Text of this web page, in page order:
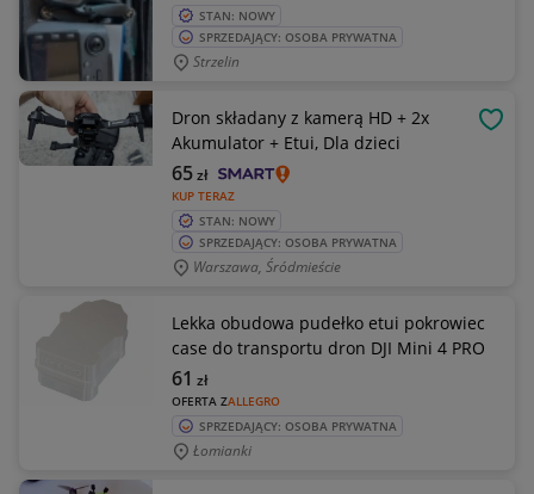
STAN: NOWY
SPRZEDAJĄCY: OSOBA PRYWATNA
Strzelin
Dron składany z kamerą HD + 2x
Akumulator + Etui, Dla dzieci
KUP TERAZ
65zł
STAN: NOWY
SPRZEDAJĄCY: OSOBA PRYWATNA
Warszawa, Śródmieście
Lekka obudowa pudełko etui pokrowiec
case do transportu dron DJI Mini 4 PRO
OFERTA ZALLEGRO
61 zł
SPRZEDAJĄCY: OSOBA PRYWATNA
Łomianki